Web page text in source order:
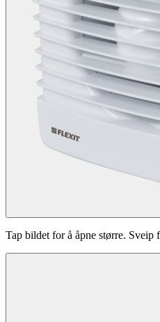
Tap bildet for å åpne større. Sveip